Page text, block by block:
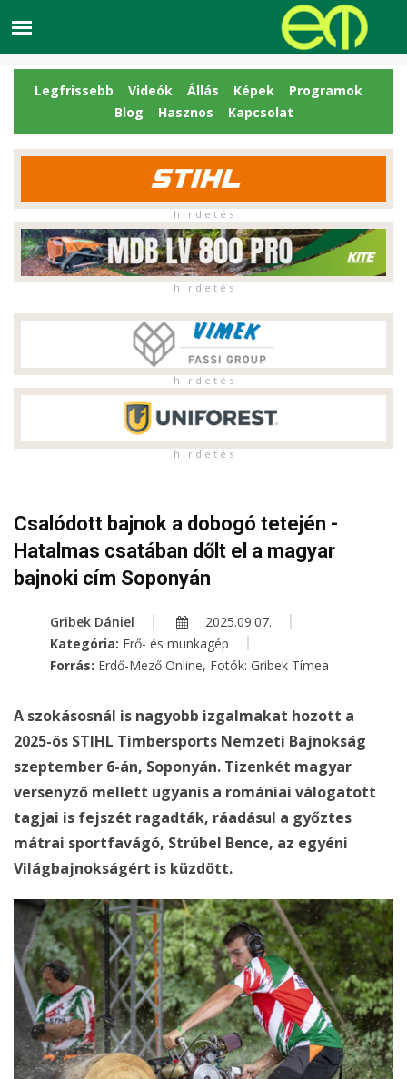
Legfrissebb Videók Állás Képek
Programok
Blog
Hasznos Kapcsolat
h i r d e t é s
h i r d e t é s
h i r d e t é s
h i r d e t é s
Csalódott bajnok a dobogó tetején -
Hatalmas csatában dőlt el a magyar
bajnoki cím Soponyán
Gribek Dániel
2025.09.07.
Kategória: Erő- és munkagép
Forrás: Erdő-Mező Online, Fotók: Gribek Tímea
A szokásosnál is nagyobb izgalmakat hozott a
2025-ös STIHL Timbersports Nemzeti Bajnokság
szeptember 6-án, Soponyán. Tizenkét magyar
versenyző mellett ugyanis a romániai válogatott
tagjai is fejszét ragadták, ráadásul a győztes
mátrai sportfavágó, Strúbel Bence, az egyéni
Világbajnokságért is küzdött.